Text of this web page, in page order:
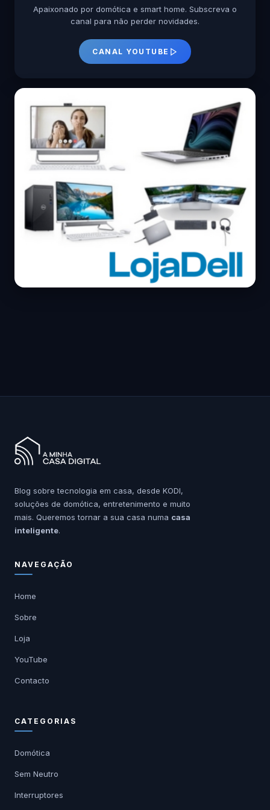
Apaixonado por domótica e smart home. Subscreva o
canal para não perder novidades.
CANAL YOUTUBE
Blog sobre tecnologia em casa, desde KODI,
soluções de domótica, entretenimento e muito
mais. Queremos tornar a sua casa numa casa
inteligente.
NAVEGAÇÃO
Home
Sobre
Loja
YouTube
Contacto
CATEGORIAS
Domótica
Sem Neutro
Interruptores